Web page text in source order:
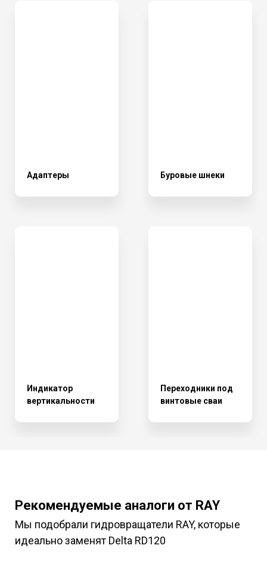
Адаптеры Буровые шнеки
Индикатор
вертикальности
Переходники под
винтовые сваи
Рекомендуемые аналоги от RAY
Мы подобрали гидровращатели RAY, которые
идеально заменят Delta RD120